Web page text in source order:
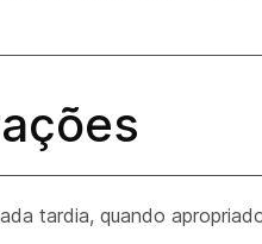
tardia, quando